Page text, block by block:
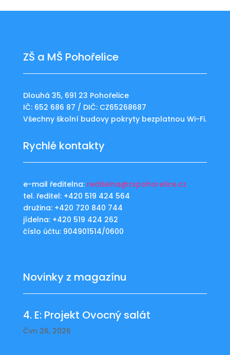
ZŠ a MŠ Pohořelice
Dlouhá 35, 691 23 Pohořelice
IČ: 652 686 87 / DIČ: CZ65268687
Všechny školní budovy pokryty bezplatnou Wi-Fi.
Rychlé kontakty
e-mail ředitelna: reditelna@zspohorelice.cz
tel. ředitel: +420 519 424 564
družina: +420 720 840 744
jídelna: +420 519 424 262
číslo účtu: 904901514/0600
Novinky z magazínu
4. E: Projekt Ovocný salát
Čvn 26, 2026